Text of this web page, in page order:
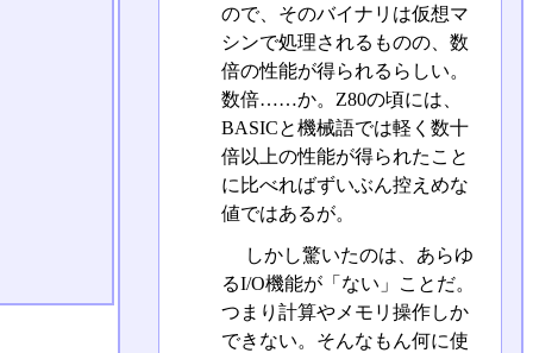
ので、そのバイナリは仮想マ
シンで処理されるものの、数
倍の性能が得られるらしい。
数倍……か。Z80の頃には、
BASICと機械語では軽く数十
倍以上の性能が得られたこと
に比べればずいぶん控えめな
値ではあるが。
しかし驚いたのは、あらゆ
るI/O機能が「ない」ことだ。
つまり計算やメモリ操作しか
できない。そんなもん何に使